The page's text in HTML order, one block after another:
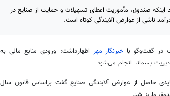
صندوق، مأموریت اعطای تسهیلات و حمایت از صنایع در
ناشی از عوارض آلایندگی کوتاه است.
در گفت‌وگو باخبرنگار مهر اظهارداشت: ورودی منابع مالی به
حاصل از عوارض آلایندگی صنایع گفت براساسقانون سال